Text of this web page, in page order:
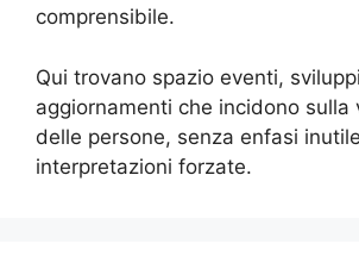
comprensibile.
Qui trovano spazio eventi,
aggiornamenti che incidono sulla
delle persone, senza enfasi
interpretazioni forzate.